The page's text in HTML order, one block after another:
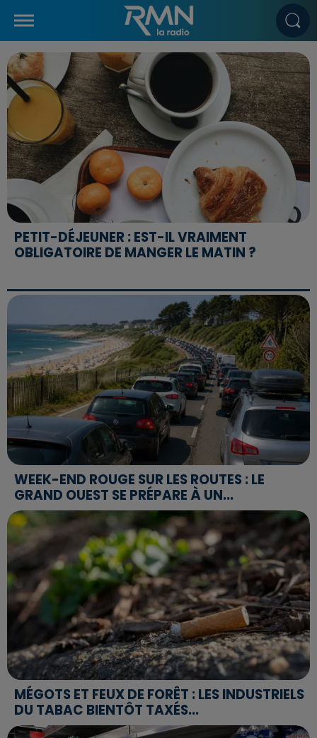
PETIT-DÉJEUNER : EST-IL VRAIMENT
OBLIGATOIRE DE MANGER LE MATIN ?
WEEK-END ROUGE SUR LES ROUTES : LE
GRAND OUEST SE PRÉPARE À UN...
MÉGOTS ET FEUX DE FORÊT : LES INDUSTRIELS
DU TABAC BIENTÔT TAXÉS...